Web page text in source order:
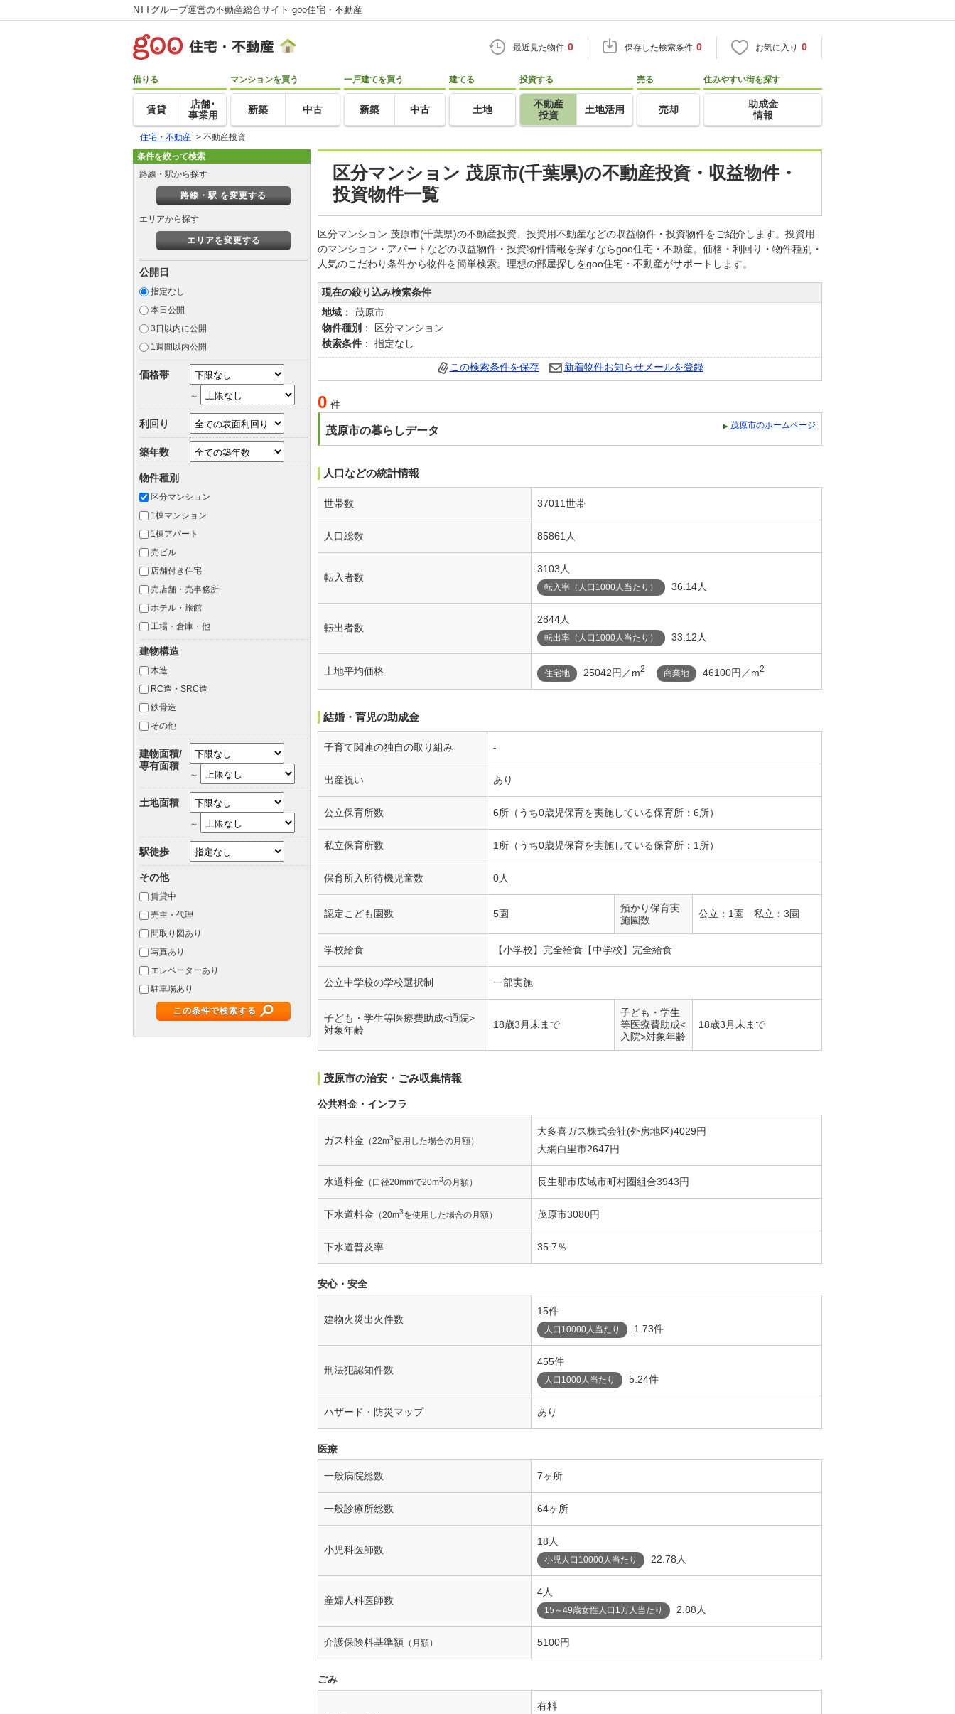
NTTグループ運営の不動産総合サイト goo住宅・不動産
最近見た物件 0 保存した検索条件 0 お気に入り 0
借りる
賃貸
店舗･
事業用
マンションを買う
新築 中古
一戸建てを買う
新築 中古
建てる
土地
投資する
不動産
投資
土地活用
売る
売却
住みやすい街を探す
助成金
情報
住宅・不動産 > 不動産投資
区分マンション 茂原市(千葉県)の不動産投資・収益物件・
投資物件一覧
区分マンション 茂原市(千葉県)の不動産投資、投資用不動産などの収益物件・投資物件をご紹介します。投資用
のマンション・アパートなどの収益物件・投資物件情報を探すならgoo住宅・不動産。価格・利回り・物件種別・
人気のこだわり条件から物件を簡単検索。理想の部屋探しをgoo住宅・不動産がサポートします。
現在の絞り込み検索条件
地域 ： 茂原市
物件種別 ： 区分マンション
検索条件 ： 指定なし
この検索条件を保存 新着物件お知らせメールを登録
0 件
茂原市の暮らしデータ 茂原市のホームページ
人口などの統計情報
世帯数 37011世帯
人口総数 85861人
転入者数
3103人
転入率（人口1000人当たり） 36.14人
転出者数
2844人
転出率（人口1000人当たり） 33.12人
土地平均価格 住宅地 25042円／m2 商業地 46100円／m2
結婚・育児の助成金
子育て関連の独自の取り組み -
出産祝い あり
公立保育所数 6所（うち0歳児保育を実施している保育所：6所）
私立保育所数 1所（うち0歳児保育を実施している保育所：1所）
保育所入所待機児童数 0人
認定こども園数 5園
預かり保育実
施園数
公立：1園 私立：3園
学校給食 【小学校】完全給食【中学校】完全給食
公立中学校の学校選択制 一部実施
子ども・学生等医療費助成<通院>
対象年齢
18歳3月末まで
子ども・学生
等医療費助成<
入院>対象年齢
18歳3月末まで
茂原市の治安・ごみ収集情報
公共料金・インフラ
ガス料金 （22m3使用した場合の月額）
大多喜ガス株式会社(外房地区)4029円
大網白里市2647円
水道料金 （口径20mmで20m3の月額） 長生郡市広域市町村圏組合3943円
下水道料金 （20m3を使用した場合の月額） 茂原市3080円
下水道普及率 35.7％
安心・安全
建物火災出火件数
15件
人口10000人当たり 1.73件
刑法犯認知件数
455件
人口1000人当たり 5.24件
ハザード・防災マップ あり
医療
一般病院総数 7ヶ所
一般診療所総数 64ヶ所
小児科医師数
18人
小児人口10000人当たり 22.78人
産婦人科医師数
4人
15～49歳女性人口1万人当たり 2.88人
介護保険料基準額 （月額） 5100円
ごみ
有料
条件を絞って検索
路線・駅から探す
路線・駅 を変更する
エリアから探す
エリアを変更する
公開日
指定なし
本日公開
3日以内に公開
1週間以内公開
価格帯
～
利回り
築年数
物件種別
区分マンション
1棟マンション
1棟アパート
売ビル
店舗付き住宅
売店舗・売事務所
ホテル・旅館
工場・倉庫・他
建物構造
木造
RC造・SRC造
鉄骨造
その他
建物面積/
専有面積
～
土地面積
～
駅徒歩
その他
賃貸中
売主・代理
間取り図あり
写真あり
エレベーターあり
駐車場あり
この条件で検索する